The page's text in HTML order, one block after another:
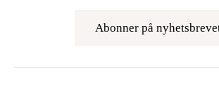
Abonner på